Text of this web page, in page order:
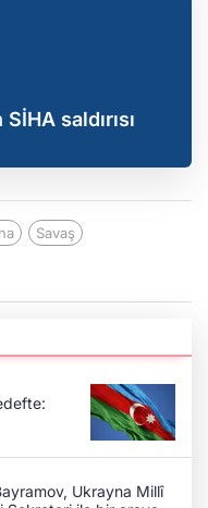
saldırısı
Savaş
Ukrayna Millî